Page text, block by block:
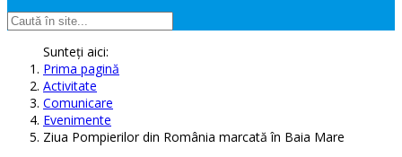
Sunteți aici:
Prima pagină
Activitate
Comunicare
Evenimente
Ziua Pompierilor din România marcată în Baia Mare